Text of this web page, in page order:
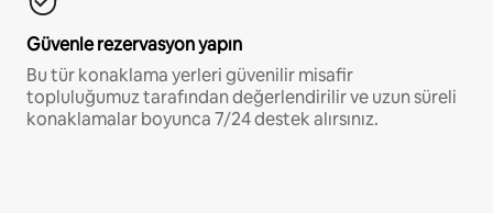
Güvenle rezervasyon yapın
Bu tür konaklama yerleri güvenilir misafir
topluluğumuz tarafından değerlendirilir ve uzun süreli
konaklamalar boyunca 7/24 destek alırsınız.